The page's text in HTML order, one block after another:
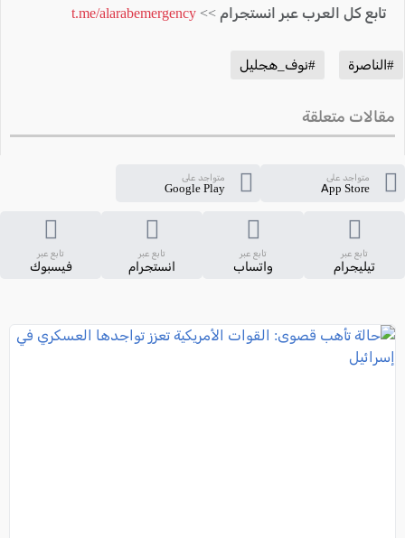
تابع كل العرب عبر انستجرام >> t.me/alarabemergency
#الناصرة #نوف_هجليل
مقالات متعلقة
متواجد على
App Store
متواجد على
Google Play
تابع عبر
تيليجرام
تابع عبر
واتساب
تابع عبر
انستجرام
تابع عبر
فيسبوك